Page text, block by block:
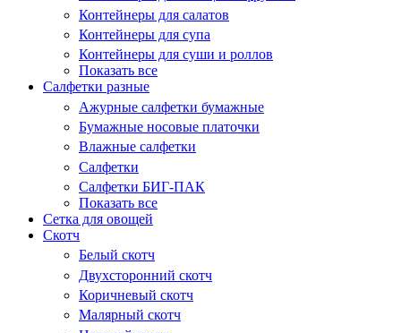
Контейнеры для салатов
Контейнеры для супа
Контейнеры для суши и роллов
Показать все
Салфетки разные
Ажурные салфетки бумажные
Бумажные носовые платочки
Влажные салфетки
Салфетки
Салфетки БИГ-ПАК
Показать все
Сетка для овощей
Скотч
Белый скотч
Двухсторонний скотч
Коричневый скотч
Малярный скотч